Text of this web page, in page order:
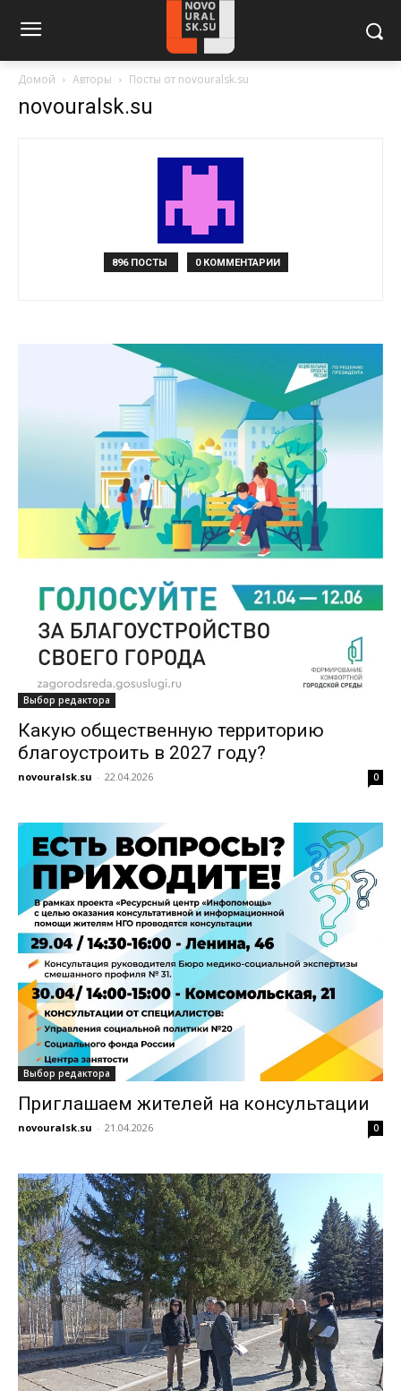
Домой Авторы Посты от novouralsk.su
novouralsk.su
896 ПОСТЫ 0 КОММЕНТАРИИ
Выбор редактора
Какую общественную территорию
благоустроить в 2027 году?
novouralsk.su - 22.04.2026 0
Выбор редактора
Приглашаем жителей на консультации
novouralsk.su - 21.04.2026 0